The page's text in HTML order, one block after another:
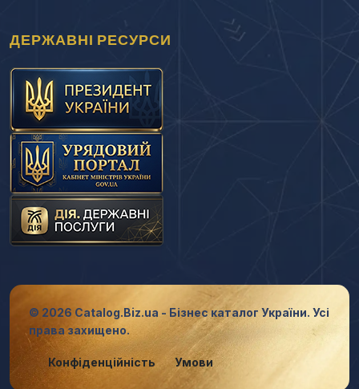
ДЕРЖАВНІ РЕСУРСИ
© 2026 Catalog.Biz.ua - Бізнес каталог України. Усі
права захищено.
Конфіденційність Умови